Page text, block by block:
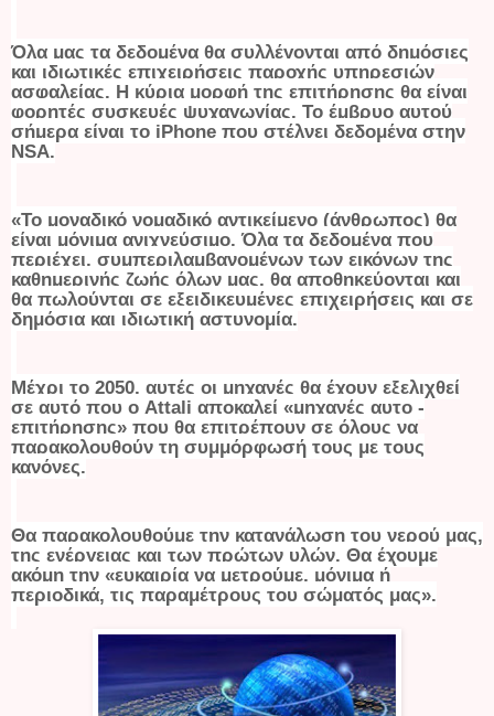
Όλα μας τα δεδομένα θα συλλέγονται από δημόσιες
και ιδιωτικές επιχειρήσεις παροχής υπηρεσιών
ασφαλείας. Η κύρια μορφή της επιτήρησης θα είναι
φορητές συσκευές ψυχαγωγίας. Το έμβρυο αυτού
σήμερα είναι το iPhone που στέλνει δεδομένα στην
NSA.
«Το μοναδικό νομαδικό αντικείμενο (άνθρωπος) θα
είναι μόνιμα ανιχνεύσιμο. Όλα τα δεδομένα που
περιέχει, συμπεριλαμβανομένων των εικόνων της
καθημερινής ζωής όλων μας, θα αποθηκεύονται και
θα πωλούνται σε εξειδικευμένες επιχειρήσεις και σε
δημόσια και ιδιωτική αστυνομία.
Μέχρι το 2050, αυτές οι μηχανές θα έχουν εξελιχθεί
σε αυτό που ο Attali αποκαλεί «μηχανές αυτο -
επιτήρησης» που θα επιτρέπουν σε όλους να
παρακολουθούν τη συμμόρφωσή τους με τους
κανόνες.
Θα παρακολουθούμε την κατανάλωση του νερού μας,
της ενέργειας και των πρώτων υλών. Θα έχουμε
ακόμη την «ευκαιρία να μετρούμε, μόνιμα ή
περιοδικά, τις παραμέτρους του σώματός μας».